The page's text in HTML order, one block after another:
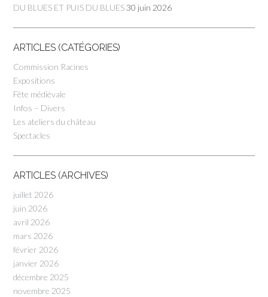
DU BLUES ET PUIS DU BLUES30 juin 2026
ARTICLES (CATÉGORIES)
Commission Racines
Expositions
Fête médiévale
Infos – Divers
Les ateliers du château
Spectacles
ARTICLES (ARCHIVES)
juillet 2026
juin 2026
avril 2026
mars 2026
février 2026
janvier 2026
décembre 2025
novembre 2025